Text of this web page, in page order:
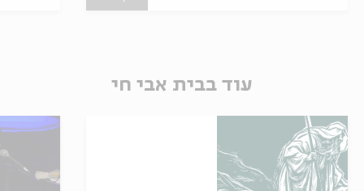
עוד בבית אבי חי